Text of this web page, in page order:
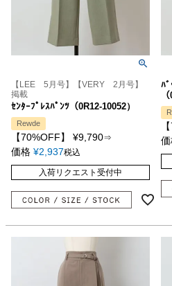
【LEE 5月号】【VERY 2月号】
掲載
ｾﾝﾀｰﾌﾟﾚｽﾊﾟﾝﾂ（0R12-10052）
Rewde
【70%OFF】 ¥9,790⇒
価格 ¥2,937税込
入荷リクエスト受付中
ﾊ